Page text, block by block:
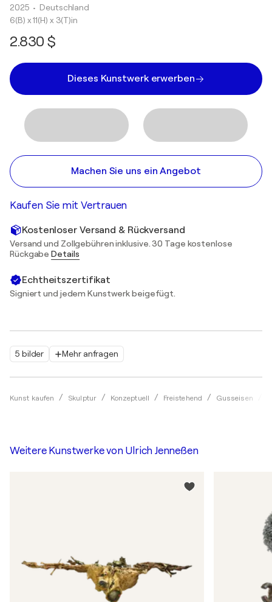
5 bilder Mehr anfragen
Kunst kaufen Skulptur Konzeptuell Freistehend Gusseisen
2025 • Deutschland
6(B) x 11(H) x 3(T)in
2.830 $
Dieses Kunstwerk erwerben
Machen Sie uns ein Angebot
Kaufen Sie mit Vertrauen
Kostenloser Versand & Rückversand
Versand und Zollgebühren inklusive. 30 Tage kostenlose
RückgabeDetails
Echtheitszertifikat
Signiert und jedem Kunstwerk beigefügt.
Weitere Kunstwerke von Ulrich Jenneßen